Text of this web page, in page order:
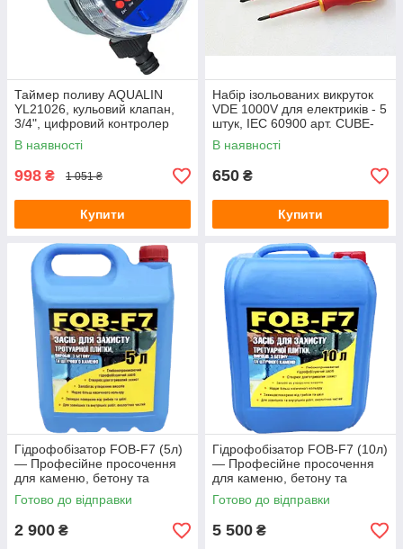
Зарядні станції
Метеостанції
Колориметри (вимірювачі кольору)
Товщиноміри
Вимірювання відстані і розмірів
Термогігрометри (RH)
Тестери електромагнітних полів (НЧ, ВЧ)
Вологоміри зерна
Телеметрія, ендоскопи, бороскопи
Контроль вібрацій
Ручні принтери (маркіратори)
PH-електроди
Таймер поливу AQUALIN
YL21026, кульовий клапан,
3/4", цифровий контролер
подачі води
В наявності
998 ₴ 1 051 ₴
Купити
Набір ізольованих викруток
VDE 1000V для електриків - 5
штук, IEC 60900 арт. CUBE-
1000/5
В наявності
650 ₴
Купити
Гідрофобізатор FOB-F7 (5л)
— Професійне просочення
для каменю, бетону та
тротуарної плитки (захист від
висолів)
Готово до відправки
2 900 ₴
Гідрофобізатор FOB-F7 (10л)
— Професійне просочення
для каменю, бетону та
тротуарної плитки (захист від
висолів)
Готово до відправки
5 500 ₴